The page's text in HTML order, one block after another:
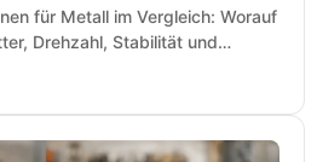
für Metall im Vergleich: Worauf
Drehzahl, Stabilität und